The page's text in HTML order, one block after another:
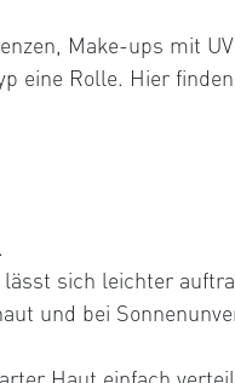
Make-ups mit
eine Rolle. Hier
sich leichter
und bei